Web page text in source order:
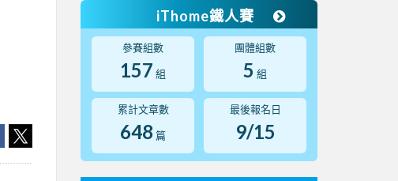
iThome鐵人賽
參賽組數
157 組
團體組數
5 組
累計文章數
648 篇
最後報名日
9/15